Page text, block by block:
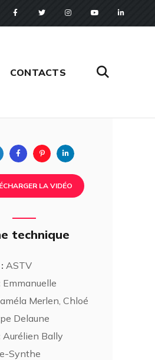
CONTACTS
Twitter FacebookPinterest
LA VIDÉO
technique
ASTV
Emmanuelle
Merlen, Chloé
Delaune
Aurélien Bally
Synthe